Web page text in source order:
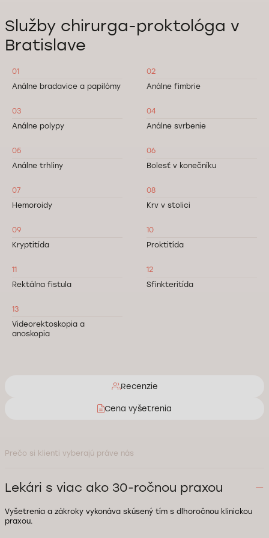
Služby chirurga-proktológa v
Bratislave
01
Análne bradavice a papilómy
02
Análne fimbrie
03
Análne polypy
04
Análne svrbenie
05
Análne trhliny
06
Bolesť v konečníku
07
Hemoroidy
08
Krv v stolici
09
Kryptitída
10
Proktitída
11
Rektálna fistula
12
Sfinkteritída
13
Videorektoskopia a
anoskopia
Recenzie
Cena vyšetrenia
Prečo si klienti vyberajú práve nás
Lekári s viac ako 30-ročnou praxou
Vyšetrenia a zákroky vykonáva skúsený tím s dlhoročnou klinickou
praxou.